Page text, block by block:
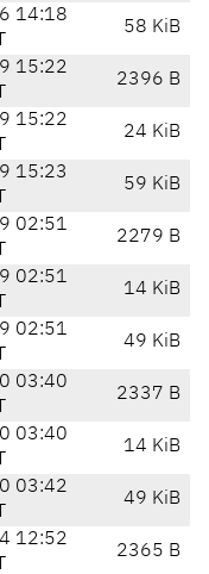
14:18
58 KiB
15:22
2396 B
15:22
24 KiB
15:23
59 KiB
02:51
2279 B
02:51
14 KiB
02:51
49 KiB
03:40
2337 B
03:40
14 KiB
03:42
49 KiB
12:52
2365 B